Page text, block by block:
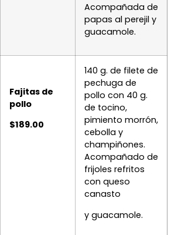
Acompañada de
papas al perejil y
guacamole.
Fajitas de
pollo
$189.00
140 g. de filete de
pechuga de
pollo con 40 g.
de tocino,
pimiento morrón,
cebolla y
champiñones.
Acompañado de
frijoles refritos
con queso
canasto
y guacamole.